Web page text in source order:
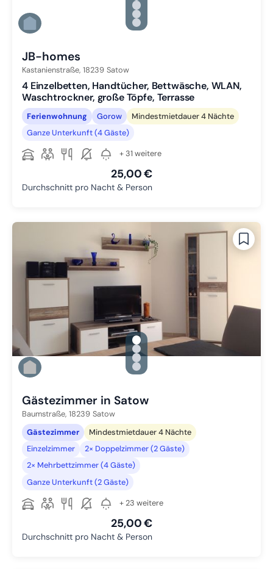
Zu Slide 3 wechseln
Zu Slide 4 wechseln
Zu Slide 5 wechseln
Zu Slide 6 wechseln
JB-homes
Kastanienstraße, 18239 Satow
4 Einzelbetten, Handtücher, Bettwäsche, WLAN,
Waschtrockner, große Töpfe, Terrasse
Ferienwohnung Gorow
Mindestmietdauer 4 Nächte
Ganze Unterkunft (4 Gäste)
+ 31 weitere
25,00 €
Durchschnitt pro Nacht & Person
gallery.slide_selector
Zu Slide 1 wechseln
Zu Slide 2 wechseln
Zu Slide 3 wechseln
Zu Slide 4 wechseln
Gästezimmer in Satow
Baumstraße, 18239 Satow
Gästezimmer
Mindestmietdauer 4 Nächte
Einzelzimmer
2× Doppelzimmer (2 Gäste)
2× Mehrbettzimmer (4 Gäste)
Ganze Unterkunft (2 Gäste)
+ 23 weitere
25,00 €
Durchschnitt pro Nacht & Person